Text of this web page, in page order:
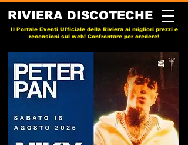
RIVIERA DISCOTECHE
Il Portale Eventi Ufficiale della Riviera ai migliori prezzi e
recensioni sul web! Confrontare per credere!